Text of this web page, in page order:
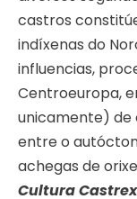
castros
indíxenas do
influencias,
Centroeuropa,
unicamente) de
entre o
achegas de
Cultura